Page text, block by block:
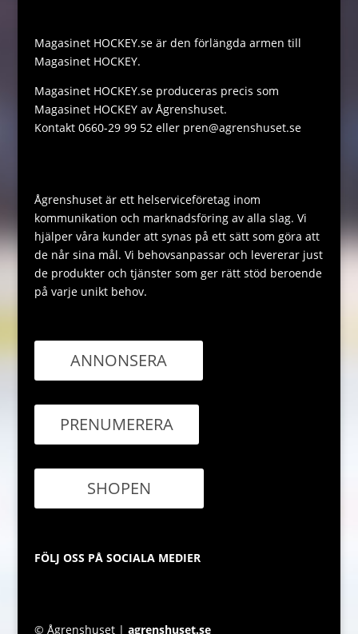
n
k
A
p
p
a
g
e
Magasinet HOCKEY.se är den förlängda armen till
Magasinet HOCKEY.
Magasinet HOCKEY.se produceras precis som
Magasinet HOCKEY av Ågrenshuset.
Kontakt 0660-29 99 52 eller pren@agrenshuset.se
Ågrenshuset är ett helserviceföretag inom
kommunikation och marknadsföring av alla slag. Vi
hjälper våra kunder att synas på ett sätt som göra att
de når sina mål. Vi behovsanpassar och levererar just
de produkter och tjänster som ger rätt stöd beroende
på varje unikt behov.
ANNONSERA
PRENUMERERA
SHOPEN
FÖLJ OSS PÅ SOCIALA MEDIER
© Ågrenshuset | agrenshuset.se